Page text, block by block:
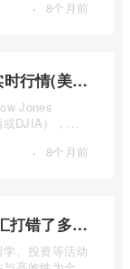
· 8个月前
美国道琼斯指数今天实时行情(美国道琼斯指数期货指数实时行情)
Jones
DJIA），无
· 8个月前
外汇汇错了怎么办(外汇打错了多久退回来)
、投资等活动